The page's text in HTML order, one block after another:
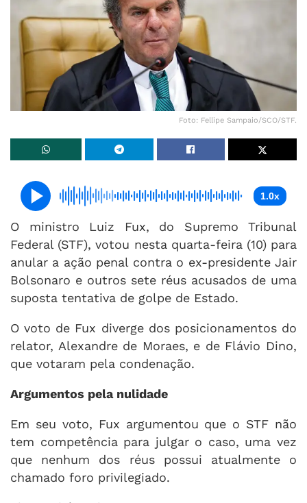
Foto: Fellipe Sampaio/SCO/STF.
1.0x
O ministro Luiz Fux, do Supremo Tribunal
Federal (STF), votou nesta quarta-feira (10) para
anular a ação penal contra o ex-presidente Jair
Bolsonaro e outros sete réus acusados de uma
suposta tentativa de golpe de Estado.
O voto de Fux diverge dos posicionamentos do
relator, Alexandre de Moraes, e de Flávio Dino,
que votaram pela condenação.
Argumentos pela nulidade
Em seu voto, Fux argumentou que o STF não
tem competência para julgar o caso, uma vez
que nenhum dos réus possui atualmente o
chamado foro privilegiado.